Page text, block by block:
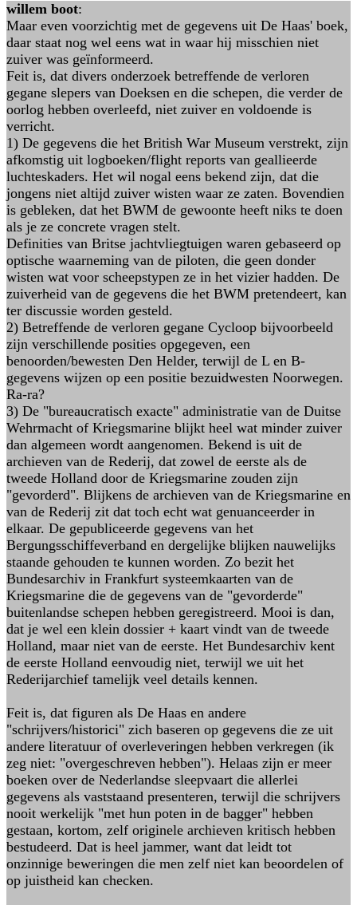
willem boot:
Maar even voorzichtig met de gegevens uit De Haas' boek,
daar staat nog wel eens wat in waar hij misschien niet
zuiver was geïnformeerd.
Feit is, dat divers onderzoek betreffende de verloren
gegane slepers van Doeksen en die schepen, die verder de
oorlog hebben overleefd, niet zuiver en voldoende is
verricht.
1) De gegevens die het British War Museum verstrekt, zijn
afkomstig uit logboeken/flight reports van geallieerde
luchteskaders. Het wil nogal eens bekend zijn, dat die
jongens niet altijd zuiver wisten waar ze zaten. Bovendien
is gebleken, dat het BWM de gewoonte heeft niks te doen
als je ze concrete vragen stelt.
Definities van Britse jachtvliegtuigen waren gebaseerd op
optische waarneming van de piloten, die geen donder
wisten wat voor scheepstypen ze in het vizier hadden. De
zuiverheid van de gegevens die het BWM pretendeert, kan
ter discussie worden gesteld.
2) Betreffende de verloren gegane Cycloop bijvoorbeeld
zijn verschillende posities opgegeven, een
benoorden/bewesten Den Helder, terwijl de L en B-
gegevens wijzen op een positie bezuidwesten Noorwegen.
Ra-ra?
3) De "bureaucratisch exacte" administratie van de Duitse
Wehrmacht of Kriegsmarine blijkt heel wat minder zuiver
dan algemeen wordt aangenomen. Bekend is uit de
archieven van de Rederij, dat zowel de eerste als de
tweede Holland door de Kriegsmarine zouden zijn
"gevorderd". Blijkens de archieven van de Kriegsmarine en
van de Rederij zit dat toch echt wat genuanceerder in
elkaar. De gepubliceerde gegevens van het
Bergungsschiffeverband en dergelijke blijken nauwelijks
staande gehouden te kunnen worden. Zo bezit het
Bundesarchiv in Frankfurt systeemkaarten van de
Kriegsmarine die de gegevens van de "gevorderde"
buitenlandse schepen hebben geregistreerd. Mooi is dan,
dat je wel een klein dossier + kaart vindt van de tweede
Holland, maar niet van de eerste. Het Bundesarchiv kent
de eerste Holland eenvoudig niet, terwijl we uit het
Rederijarchief tamelijk veel details kennen.
Feit is, dat figuren als De Haas en andere
"schrijvers/historici" zich baseren op gegevens die ze uit
andere literatuur of overleveringen hebben verkregen (ik
zeg niet: "overgeschreven hebben"). Helaas zijn er meer
boeken over de Nederlandse sleepvaart die allerlei
gegevens als vaststaand presenteren, terwijl die schrijvers
nooit werkelijk "met hun poten in de bagger" hebben
gestaan, kortom, zelf originele archieven kritisch hebben
bestudeerd. Dat is heel jammer, want dat leidt tot
onzinnige beweringen die men zelf niet kan beoordelen of
op juistheid kan checken.